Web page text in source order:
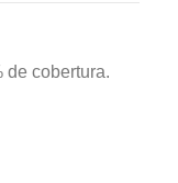
de cobertura.